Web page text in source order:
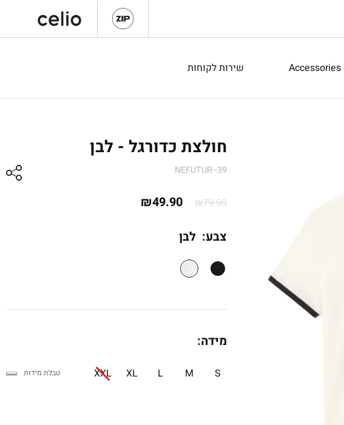
Accessories שירות לקוחות
חולצת כדורגל - לבן
NEFUTUR--39
₪79.90
המחיר
היה:
₪49.90
צבע: לבן
מידה:
S
M
L
XL
XXL טבלת מידות